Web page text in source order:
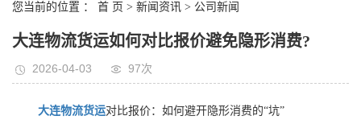
您当前的位置 ： 首 页 > 新闻资讯 > 公司新闻
大连物流货运如何对比报价避免隐形消费?
2026-04-03 97次
大连物流货运对比报价：如何避开隐形消费的“坑”